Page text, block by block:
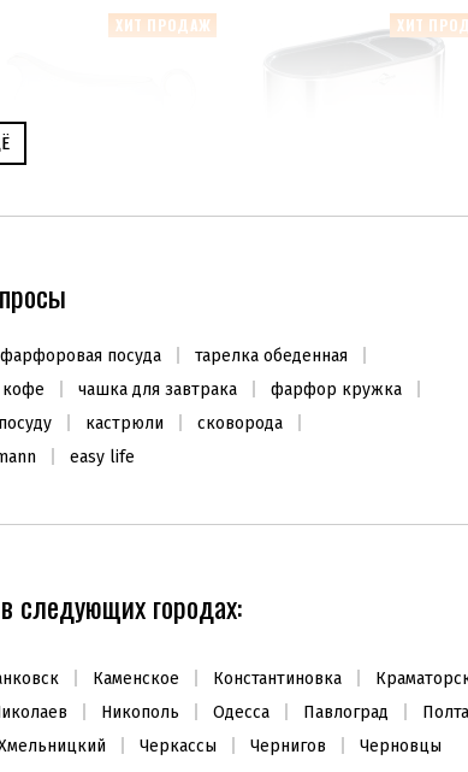
ХИТ ПРОДАЖ
Заканчивается
ХИТ
В наличии
набор Glacon
125мл, стекло
Пепельница для сигар
фарфоровая посуда
тарелка обеденная
чашка для завтрака
фарфор кружка
кастрюли
сковорода
easy life
следующих городах:
Каменское Константиновка
Никополь Одесса Павлоград
Черкассы Чернигов Черновцы